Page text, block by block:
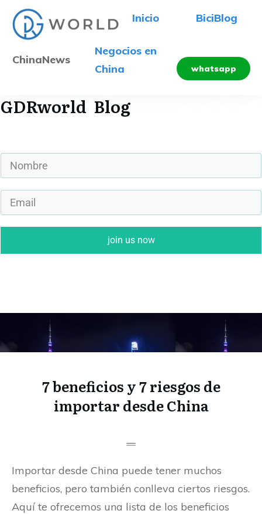
Inicio BiciBlog
ChinaNews
Negocios en
China
whatsapp
GDRworld Blog
join us now
7 beneficios y 7 riesgos de
importar desde China
Importar desde China puede tener muchos
beneficios, pero también conlleva ciertos riesgos.
Aquí te ofrecemos una lista de los beneficios